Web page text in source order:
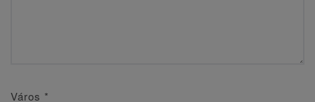
Város *